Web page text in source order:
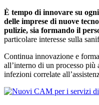
È tempo di innovare su
delle imprese di nuove
pulizie, sia formando il
particolare interesse sulla
Continua innovazione e
all’interno di un processo più
infezioni correlate